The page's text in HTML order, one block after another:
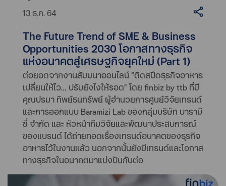
13 ธ.ค. 64
The Future Trend of SME & Business
Opportunities 2030 โอกาสทางธุรกิจ
แห่งอนาคตสู่เศรษฐกิจยุคใหม่ (Part 1)
ต่อยอดจากงานสัมมนาออนไลน์ “ติดสปีดธุรกิจอาหาร
เปลี่ยนให้ไว… ปรับยังไงให้รอด” โดย finbiz by ttb ที่มี
คุณปรมา ทิพย์ธนทรัพย์ ผู้อำนวยการศูนย์วิจัยเทรนด์
และการออกแบบ Baramizi Lab ของกลุ่มบริษัท บารามี
ซี่ จำกัด และ หัวหน้าทีมวิจัยและพัฒนาประสบการณ์
ของแบรนด์ ได้ถ่ายทอดเรื่องเทรนด์อนาคตของธุรกิจ
อาหารไว้ในงานแล้ว นอกจากนั้นยังมีเทรนด์และโอกาส
ทางธุรกิจในอนาคตมาแบ่งปันกันต่อ